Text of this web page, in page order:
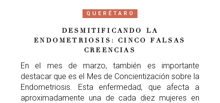
QUERÉTARO
DESMITIFICANDO LA
ENDOMETRIOSIS: CINCO FALSAS
CREENCIAS
En el mes de marzo, también es importante
destacar que es el Mes de Concientización sobre la
Endometriosis. Esta enfermedad, que afecta a
aproximadamente una de cada diez mujeres en